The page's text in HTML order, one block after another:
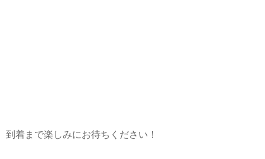
到着まで楽しみにお待ちください！